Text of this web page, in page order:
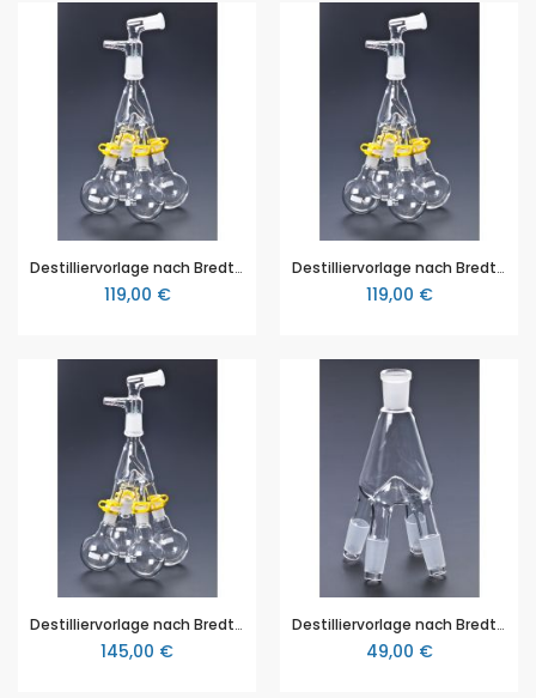
Destilliervorlage nach Bredt, NS 14,5
119,00 €
Destilliervorlage nach Bredt, NS 19
119,00 €
Destilliervorlage nach Bredt, NS 29
145,00 €
Destilliervorlage nach Bredt, NS 14,5, mit 1 senkrechten Hülsenschliff und 4 Kernschliffen
49,00 €